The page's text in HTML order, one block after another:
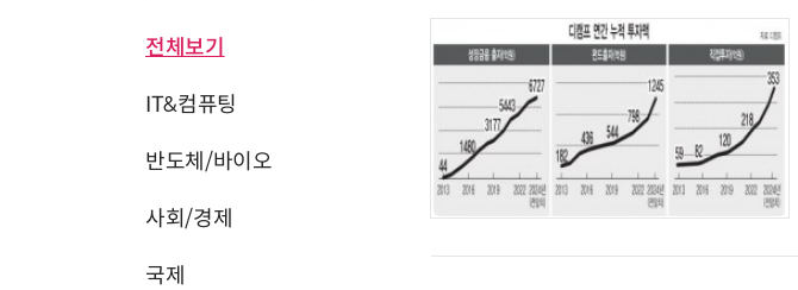
전체보기
IT&컴퓨팅
반도체/바이오
사회/경제
국제